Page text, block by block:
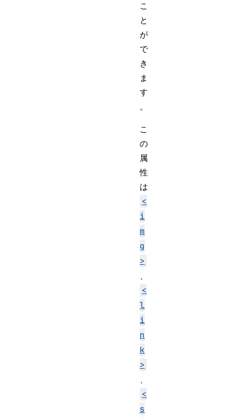
こ
と
が
で
き
ま
す
。
こ
の
属
性
は
<
i
m
g
>
、
<
l
i
n
k
>
、
<
s